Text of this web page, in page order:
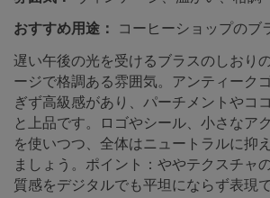
おすすめ用途：
コーヒーショップのブ
遅い午後の光を受けるブラスのしおり
ージで格調ある雰囲気。アンティーク
ぎず高級感があり、パーチメントやコ
と上品です。ロゴやシール、小さなア
を使いつつ、全体はニュートラルに抑
ましょう。ポイント：ややテクスチャ
質感をデジタルでも平坦にならず表現で